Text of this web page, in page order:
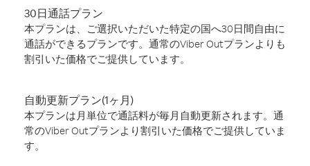
30日通話プラン
本プランは、ご選択いただいた特定の国へ30日間自由に
通話ができるプランです。通常のViber Outプランよりも
割引いた価格でご提供しています。
自動更新プラン(1ヶ月)
本プランは月単位で通話料が毎月自動更新されます。通
常のViber Outプランより割引いた価格でご提供していま
す。